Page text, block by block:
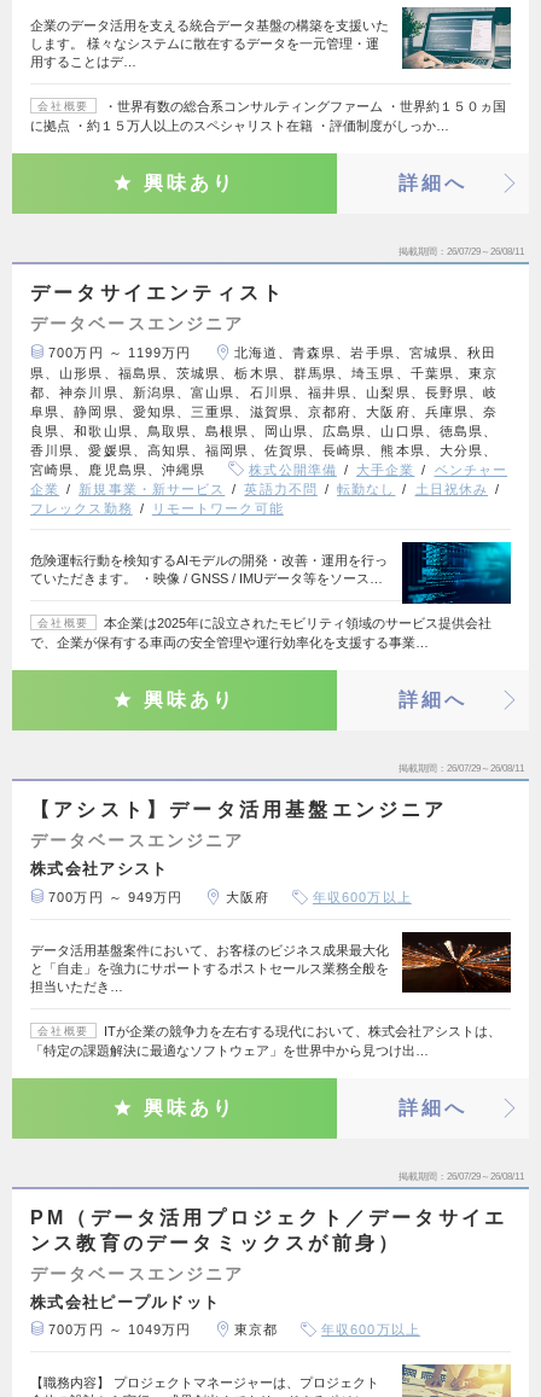
企業のデータ活用を支える統合データ基盤の構築を支援いた
します。 様々なシステムに散在するデータを一元管理・運
用することはデ…
会社概要
・世界有数の総合系コンサルティングファーム ・世界約１５０ヵ国
に拠点 ・約１５万人以上のスペシャリスト在籍 ・評価制度がしっか…
興味あり 詳細へ
掲載期間 26/07/29～26/08/11
データサイエンティスト
データベースエンジニア
700万円 ～ 1199万円
北海道、青森県、岩手県、宮城県、秋田
県、山形県、福島県、茨城県、栃木県、群馬県、埼玉県、千葉県、東京
都、神奈川県、新潟県、富山県、石川県、福井県、山梨県、長野県、岐
阜県、静岡県、愛知県、三重県、滋賀県、京都府、大阪府、兵庫県、奈
良県、和歌山県、鳥取県、島根県、岡山県、広島県、山口県、徳島県、
香川県、愛媛県、高知県、福岡県、佐賀県、長崎県、熊本県、大分県、
宮崎県、鹿児島県、沖縄県
株式公開準備 大手企業
ベンチャー
企業
新規事業・新サービス 英語力不問 転勤なし
土日祝休み
フレックス勤務
リモートワーク可能
危険運転行動を検知するAIモデルの開発・改善・運用を行っ
ていただきます。 ・映像 / GNSS / IMUデータ等をソース…
会社概要
本企業は2025年に設立されたモビリティ領域のサービス提供会社
で、企業が保有する車両の安全管理や運行効率化を支援する事業…
興味あり 詳細へ
掲載期間 26/07/29～26/08/11
【アシスト】データ活用基盤エンジニア
データベースエンジニア
株式会社アシスト
700万円 ～ 949万円 大阪府 年収600万以上
データ活用基盤案件において、お客様のビジネス成果最大化
と「自走」を強力にサポートするポストセールス業務全般を
担当いただき…
会社概要
ITが企業の競争力を左右する現代において、株式会社アシストは、
「特定の課題解決に最適なソフトウェア」を世界中から見つけ出…
興味あり 詳細へ
掲載期間 26/07/29～26/08/11
PM（データ活用プロジェクト／データサイエ
ンス教育のデータミックスが前身）
データベースエンジニア
株式会社ピープルドット
700万円 ～ 1049万円 東京都 年収600万以上
【職務内容】 プロジェクトマネージャーは、プロジェクト